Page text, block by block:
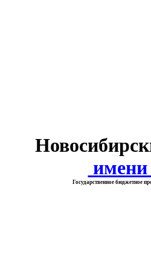
Государственное бюджетное